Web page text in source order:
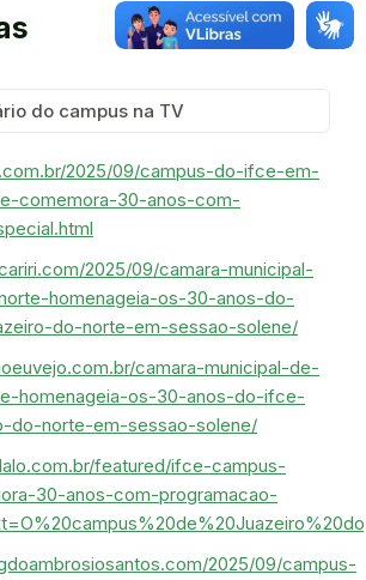
do campus na TV
2025/09/campus-do-ifce-em-
comemora-30-anos-com-
2025/09/camara-municipal-
homenageia-os-30-anos-do-
do-norte-em-sessao-solene/
camara-municipal-de-
homenageia-os-30-anos-do-ifce-
do-norte-em-sessao-solene/
featured/ifce-campus-
30-anos-com-programacao-
2025/09/campus-